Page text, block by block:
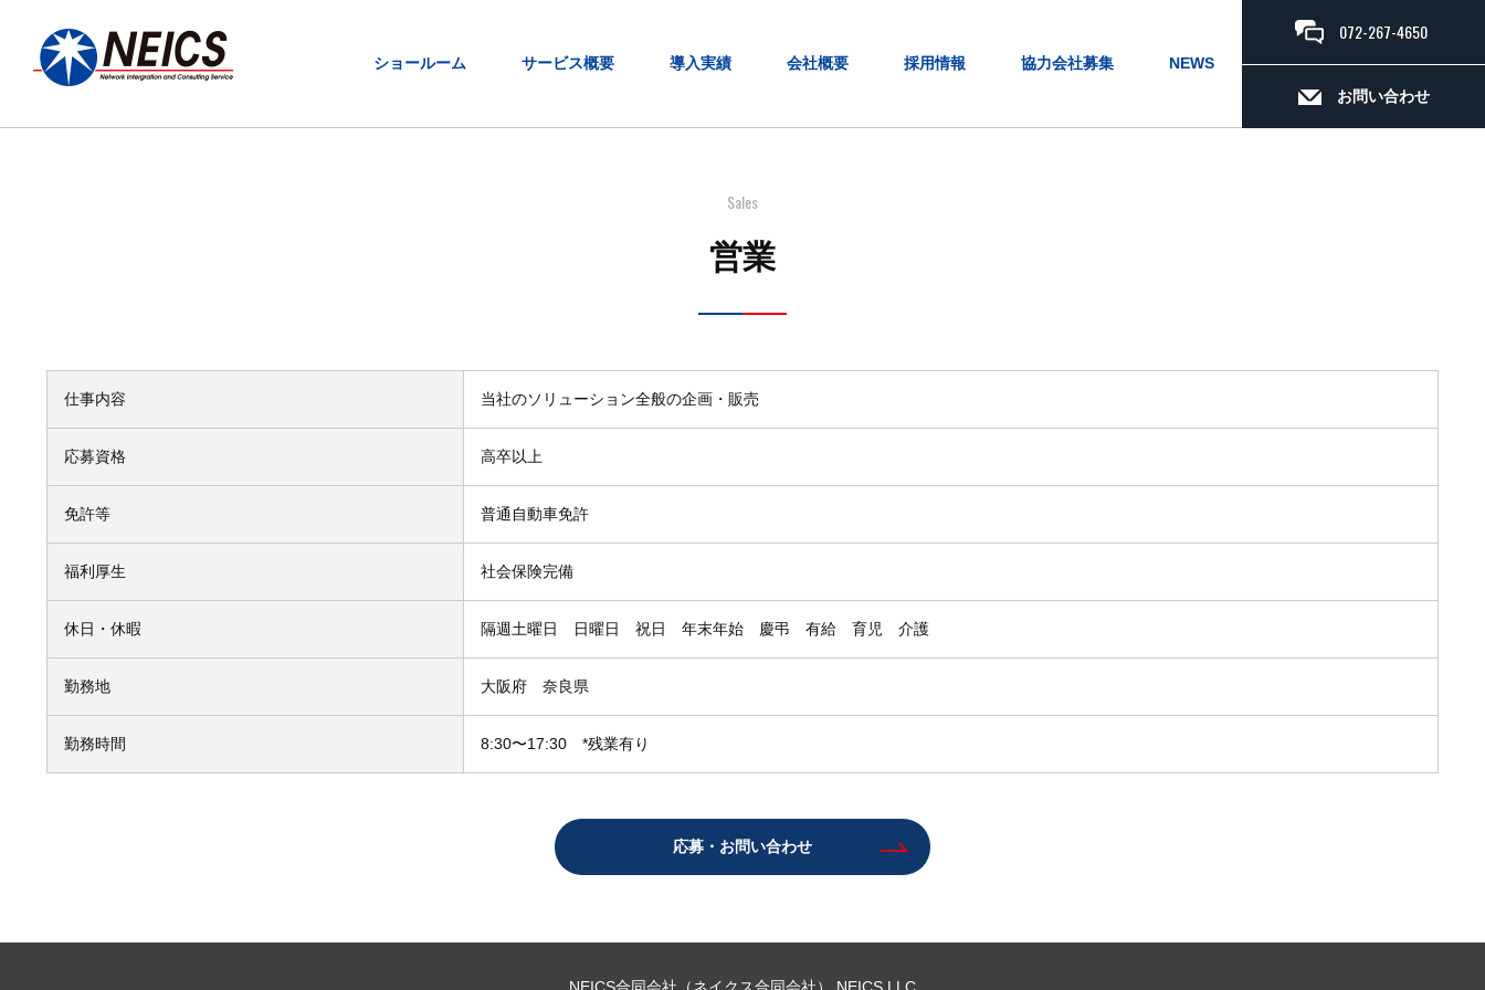
ショールーム サービス概要 導入実績 会社概要 採用情報 協力会社募集 NEWS
072-267-4650
お問い合わせ
Sales
営業
仕事内容 当社のソリューション全般の企画・販売
応募資格 高卒以上
免許等 普通自動車免許
福利厚生 社会保険完備
休日・休暇 隔週土曜日 日曜日 祝日 年末年始 慶弔 有給 育児 介護
勤務地 大阪府 奈良県
勤務時間 8:30〜17:30 *残業有り
応募・お問い合わせ